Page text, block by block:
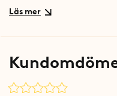
Är du bortrest? Ställ då
Termostaten upptäcker
på grund av öppna
automatiskt